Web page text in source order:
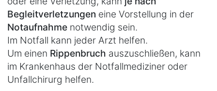
Begleitverletzungen eine Vorstellung in der
Notaufnahme notwendig sein.
Im Notfall kann jeder Arzt helfen.
Um einen Rippenbruch auszuschließen, kann
im Krankenhaus der Notfallmediziner oder
Unfallchirurg helfen.